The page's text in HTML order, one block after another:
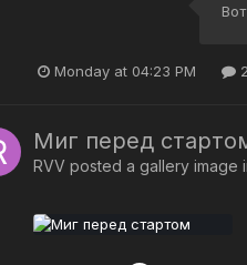
Monday at 04:23 PM
Миг перед
RVV posted a gallery image